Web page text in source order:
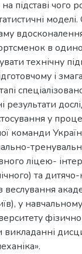
на підставі чого
в
технічну
і
результати
у
команди
ліцею-
та
у
викладанні